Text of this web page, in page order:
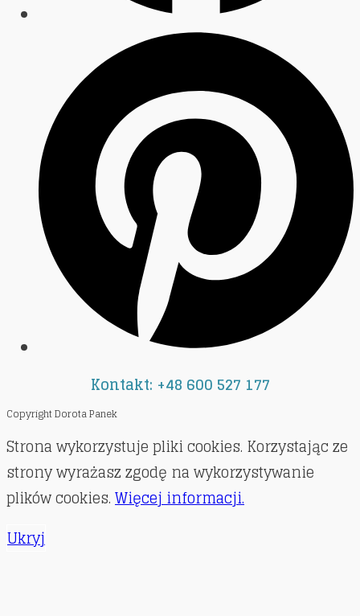
Kontakt: +48 600 527 177
Copyright Dorota Panek
Strona wykorzystuje pliki cookies. Korzystając ze
strony wyrażasz zgodę na wykorzystywanie
plików cookies.Więcej informacji.
Ukryj